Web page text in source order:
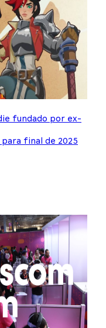
fundado por ex-
final de 2025